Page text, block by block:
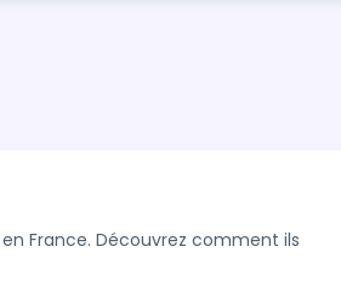
France. Découvrez comment ils